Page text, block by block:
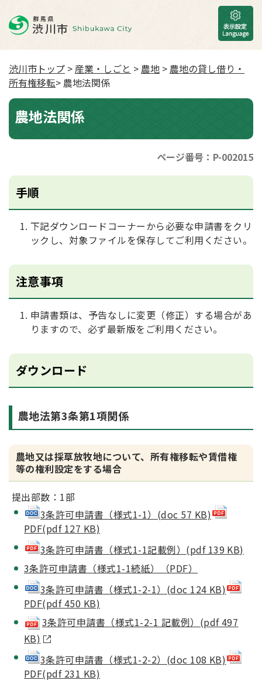
渋川市トップ >産業・しごと > 農地 > 農地の貸し借り・
所有権移転> 農地法関係
農地法関係
ページ番号：P-002015
手順
下記ダウンロードコーナーから必要な申請書をクリ
ックし、対象ファイルを保存してご利用ください。
注意事項
申請書類は、予告なしに変更（修正）する場合があ
りますので、必ず最新版をご利用ください。
ダウンロード
農地法第3条第1項関係
農地又は採草放牧地について、所有権移転や賃借権
等の権利設定をする場合
提出部数：1部
3条許可申請書（様式1-1）(doc 57 KB)
PDF(pdf 127 KB)
3条許可申請書（様式1-1記載例）(pdf 139 KB)
3条許可申請書（様式1-1続紙）（PDF）
3条許可申請書（様式1-2-1）(doc 124 KB)
PDF(pdf 450 KB)
3条許可申請書（様式1-2-1 記載例）(pdf 497
KB)
3条許可申請書（様式1-2-2）(doc 108 KB)
PDF(pdf 231 KB)